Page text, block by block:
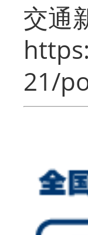
交通
21/